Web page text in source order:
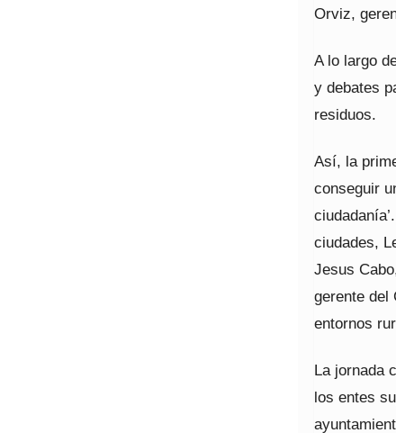
Orviz,
A lo largo
y debates
residuos.
Así, la
conseguir
ciudades,
Jesus
gerente del
entornos
La jornada
los entes